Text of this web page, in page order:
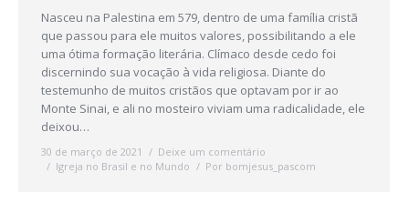
Nasceu na Palestina em 579, dentro de uma família cristã
que passou para ele muitos valores, possibilitando a ele
uma ótima formação literária. Clímaco desde cedo foi
discernindo sua vocação à vida religiosa. Diante do
testemunho de muitos cristãos que optavam por ir ao
Monte Sinai, e ali no mosteiro viviam uma radicalidade, ele
deixou…
30 de março de 2021
Deixe um comentário
Igreja no Brasil e no Mundo
Por bomjesus_pascom